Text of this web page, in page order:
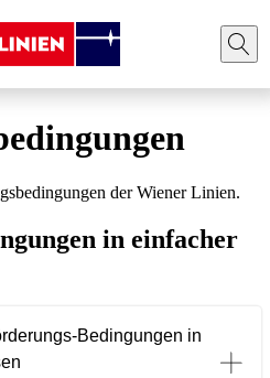
der Wiener Linien.
in einfacher
Bedingungen in